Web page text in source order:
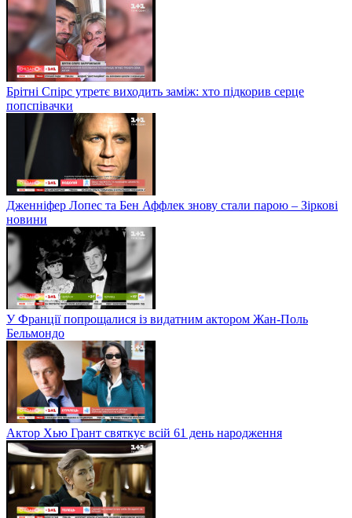
Met Gala 2021: якими образами шокували зірки
Брітні Спірс утретє виходить заміж: хто підкорив серце
попспівачки
Дженніфер Лопес та Бен Аффлек знову стали парою – Зіркові
новини
У Франції попрощалися із видатним актором Жан-Поль
Бельмондо
Актор Хью Грант святкує всій 61 день народження